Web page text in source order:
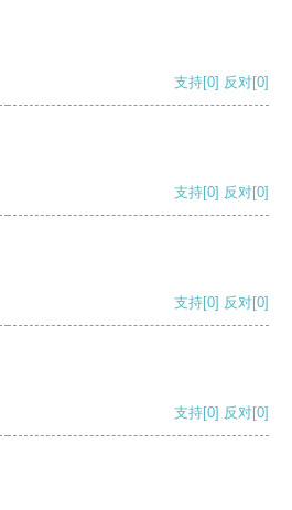
支持[0] 反对[0]
支持[0] 反对[0]
支持[0] 反对[0]
支持[0] 反对[0]